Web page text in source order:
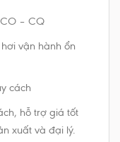
– CQ
vận hành ổn
cách
hỗ trợ giá tốt
xuất và đại lý.